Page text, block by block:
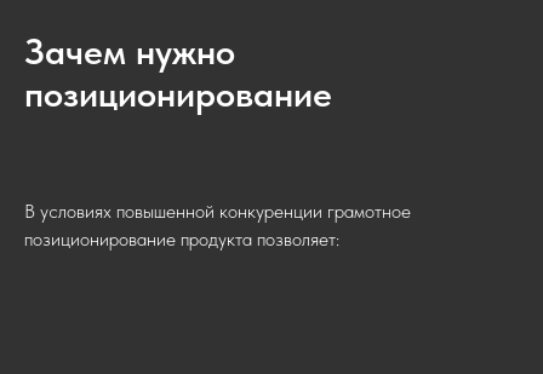
Зачем нужно
позиционирование
В условиях повышенной конкуренции грамотное
позиционирование продукта позволяет: